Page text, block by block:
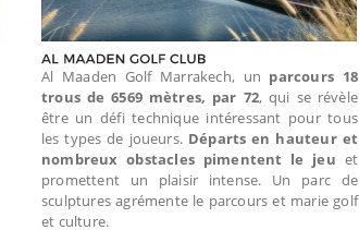
Al Maaden Golf Marrakech, un parcours 18
trous de 6569 mètres, par 72, qui se révèle
être un défi technique intéressant pour tous
les types de joueurs. Départs en hauteur et
nombreux obstacles pimentent le jeu et
promettent un plaisir intense. Un parc de
sculptures agrémente le parcours et marie golf
et culture.